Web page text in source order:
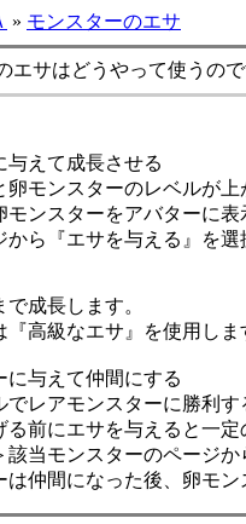
» モンスターのエサ
エサはどうやって使うので
えて成長させる
モンスターのレベルが上
ンスターをアバターに表
から『エサを与える』を選
成長します。
高級なエサ』を使用しま
与えて仲間にする
でレアモンスターに勝利
る前にエサを与えると一定
該当モンスターのページか
仲間になった後、卵モン